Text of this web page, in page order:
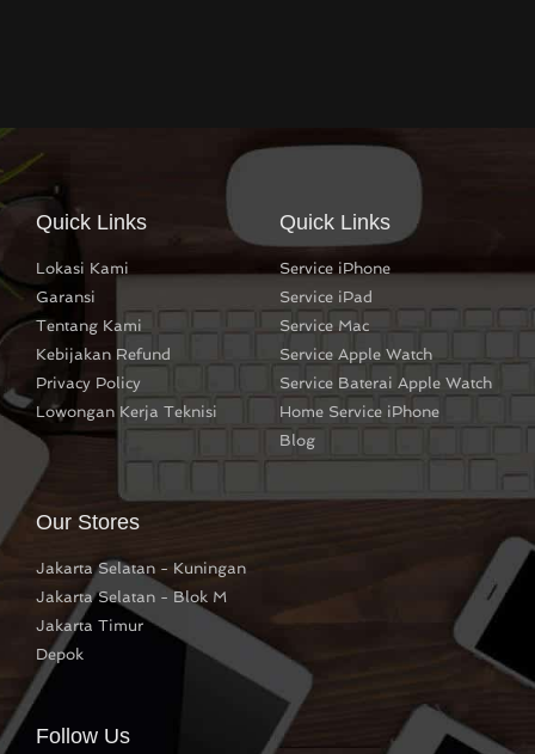
Quick Links
Lokasi Kami
Garansi
Tentang Kami
Kebijakan Refund
Privacy Policy
Lowongan Kerja Teknisi
Quick Links
Service iPhone
Service iPad
Service Mac
Service Apple Watch
Service Baterai Apple Watch
Home Service iPhone
Blog
Our Stores
Jakarta Selatan - Kuningan
Jakarta Selatan - Blok M
Jakarta Timur
Depok
Follow Us